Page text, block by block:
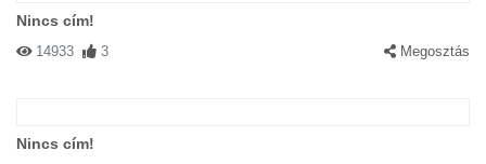
Nincs cím!
14933 3 Megosztás
Nincs cím!